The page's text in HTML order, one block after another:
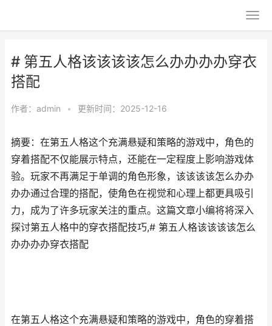
# 第五人格该该该该怎么办办办办穿衣
搭配
作者： admin • 更新时间：2025-12-16
摘要：在第五人格这个充满悬疑和策略的游戏中，角色的
穿着搭配不仅能展示特点，还能在一定程度上影响游戏体
验。玩家不再满足于单调的角色形象，该该该该怎么办办
办办通过合理的搭配，使角色在视觉和心理上都更具吸引
力，成为了许多玩家关注的重点。这篇文章小编将将深入
探讨第五人格中的穿衣搭配技巧,# 第五人格该该该该怎么
办办办办穿衣搭配
在第五人格这个充满悬疑和策略的游戏中，角色的穿着搭